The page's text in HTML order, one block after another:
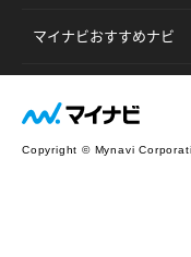
マイナビおすすめナビ
Copyright © Mynavi